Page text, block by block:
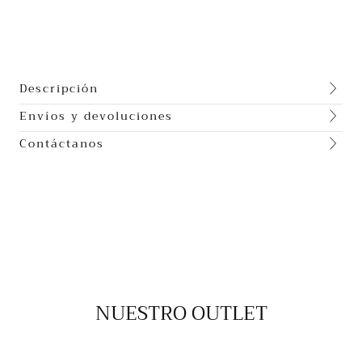
Descripción
Envíos y devoluciones
Contáctanos
NUESTRO OUTLET